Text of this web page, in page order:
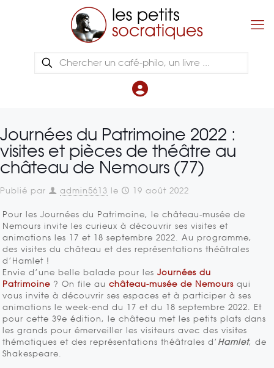
Journées du Patrimoine 2022 :
visites et pièces de théâtre au
château de Nemours (77)
Publié par admin5613 le 19 août 2022
Pour les Journées du Patrimoine, le château-musée de
Nemours invite les curieux à découvrir ses visites et
animations les 17 et 18 septembre 2022. Au programme,
des visites du château et des représentations théâtrales
d’Hamlet !
Envie d’une belle balade pour lesJournées du
Patrimoine ? On file auchâteau-musée de Nemours qui
vous invite à découvrir ses espaces et à participer à ses
animations le week-end du 17 et du 18 septembre 2022. Et
pour cette 39e édition, le château met les petits plats dans
les grands pour émerveiller les visiteurs avec des visites
thématiques et des représentations théâtrales d’ Hamlet, de
Shakespeare.